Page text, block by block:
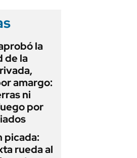
la
de la
amargo:
ni
por
picada:
rueda al